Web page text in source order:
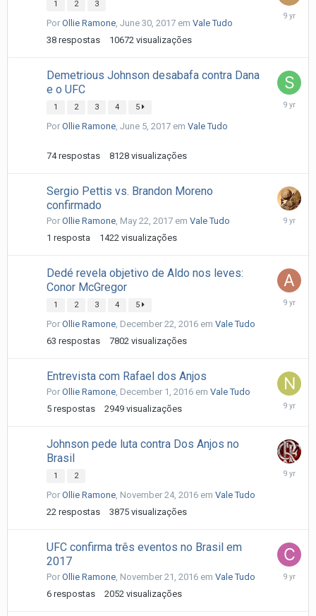
1 2 3
Por Ollie Ramone June 30, 2017 em Vale Tudo
38 respostas 10672 visualizações
July
Demetrious Johnson desabafa contra Dana
e o UFC
1 2 3 4 5
Por Ollie Ramone June 5, 2017 em Vale Tudo
74 respostas 8128 visualizações
June
Sergio Pettis vs. Brandon Moreno
confirmado
Por Ollie Ramone May 22, 2017 em Vale Tudo
1 resposta 1422 visualizações
May
Dedé revela objetivo de Aldo nos leves:
Conor McGregor
1 2 3 4 5
Por Ollie Ramone December 22, 2016 em Vale Tudo
63 respostas 7802 visualizações
Entrevista com Rafael dos Anjos
Por Ollie Ramone December 1, 2016 em Vale Tudo
5 respostas 2949 visualizações
Johnson pede luta contra Dos Anjos no
Brasil
1 2
Por Ollie Ramone November 24, 2016 em Vale Tudo
22 respostas 3875 visualizações
UFC confirma três eventos no Brasil em
2017
Por Ollie Ramone November 21, 2016 em Vale Tudo
6 respostas 2052 visualizações